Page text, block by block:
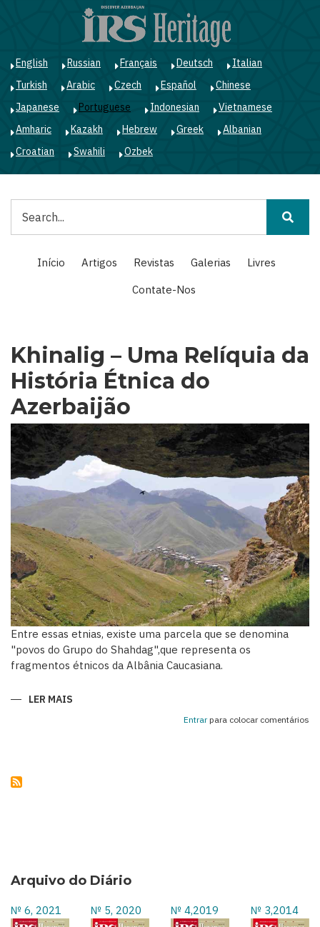
principal
English Russian Français Deutsch
Italian
Turkish
Arabic Czech Español
Chinese
Japanese
Portuguese Indonesian
Vietnamese
Amharic
Kazakh Hebrew Greek
Albanian
Croatian
Swahili Ozbek
Main
navigation
Início Artigos Revistas Galerias
Livres
Contate-Nos
Khinalig – Uma Relíquia da
História Étnica do
Azerbaijão
Entre essas etnias, existe uma parcela que se denomina
"povos do Grupo do Shahdag",que representa os
fragmentos étnicos da Albânia Caucasiana.
LER MAIS
Entrarpara colocar comentários
Arquivo do Diário
№ 6, 2021 № 5, 2020 № 4,2019 № 3,2014